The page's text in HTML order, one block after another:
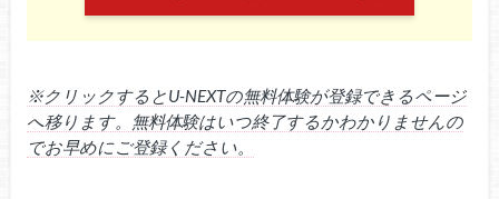
※クリックするとU-NEXTの無料体験が登録できるページ
へ移ります。無料体験はいつ終了するかわかりませんの
でお早めにご登録ください。